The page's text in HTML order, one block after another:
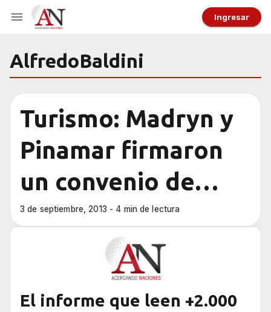
Ingresar
AlfredoBaldini
Turismo: Madryn y
Pinamar firmaron
un convenio de
trabajo en conjunto
3 de septiembre, 2013 - 4 min de lectura
El informe que leen +2.000